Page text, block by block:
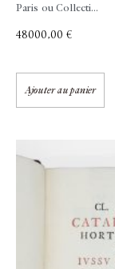
Paris ou Collecti...
48000,00 €
Ajouter au panier